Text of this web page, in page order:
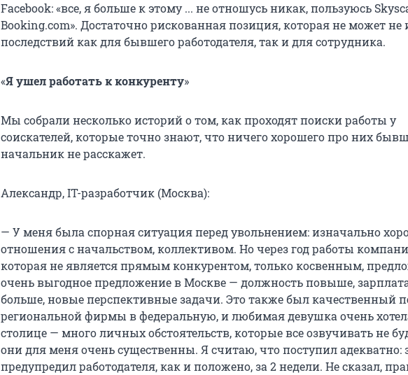
Facebook: «все, я больше к этому ... не отношусь никак, пользуюсь
Booking.com». Достаточно рискованная позиция, которая не может не
последствий как для бывшего работодателя, так и для сотрудника.
«Я ушел работать к конкуренту»
Мы собрали несколько историй о том, как проходят поиски работы у
соискателей, которые точно знают, что ничего хорошего про них
начальник не расскажет.
Александр, IT-разработчик (Москва):
— У меня была спорная ситуация перед увольнением: изначально
отношения с начальством, коллективом. Но через год работы
которая не является прямым конкурентом, только косвенным,
очень выгодное предложение в Москве — должность повыше,
больше, новые перспективные задачи. Это также был качественный
региональной фирмы в федеральную, и любимая девушка очень
столице — много личных обстоятельств, которые все озвучивать не
они для меня очень существенны. Я считаю, что поступил адекватно:
предупредил работодателя, как и положено, за 2 недели. Не сказал,